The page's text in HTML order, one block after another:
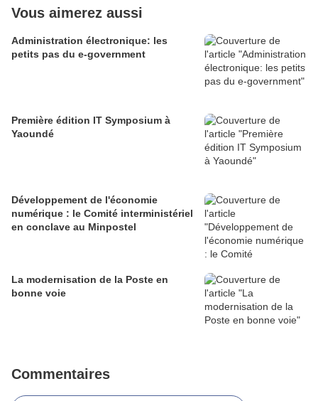
Vous aimerez aussi
Administration électronique: les
petits pas du e-government
Première édition IT Symposium à
Yaoundé
Développement de l'économie
numérique : le Comité interministériel
en conclave au Minpostel
La modernisation de la Poste en
bonne voie
Commentaires